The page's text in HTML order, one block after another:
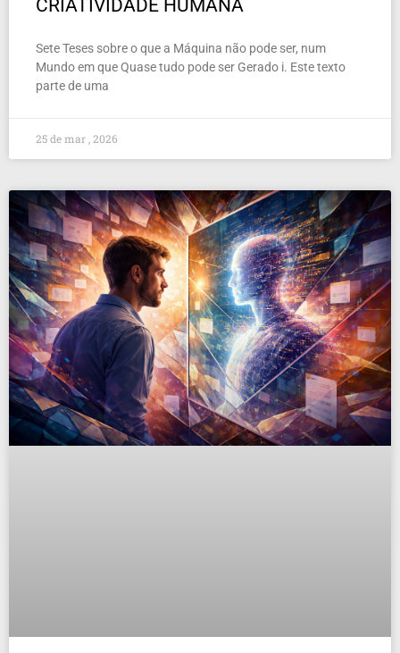
CRIATIVIDADE HUMANA
Sete Teses sobre o que a Máquina não pode ser, num
Mundo em que Quase tudo pode ser Gerado i. Este texto
parte de uma
25 de mar , 2026